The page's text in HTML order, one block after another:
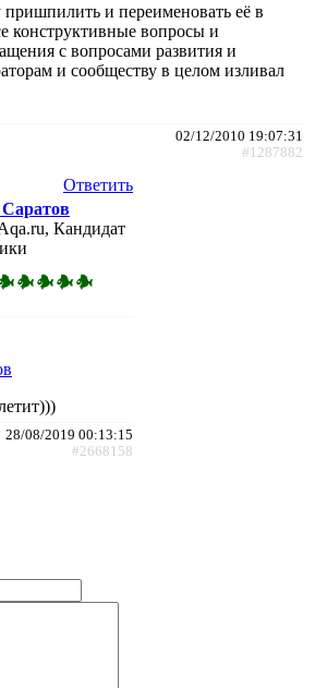
пришпилить и переименовать её в
конструктивные вопросы и
с вопросами развития и
и сообществу в целом изливал
02/12/2010 19:07:31
#1287882
Ответить
Кандидат
28/08/2019 00:13:15
#2668158